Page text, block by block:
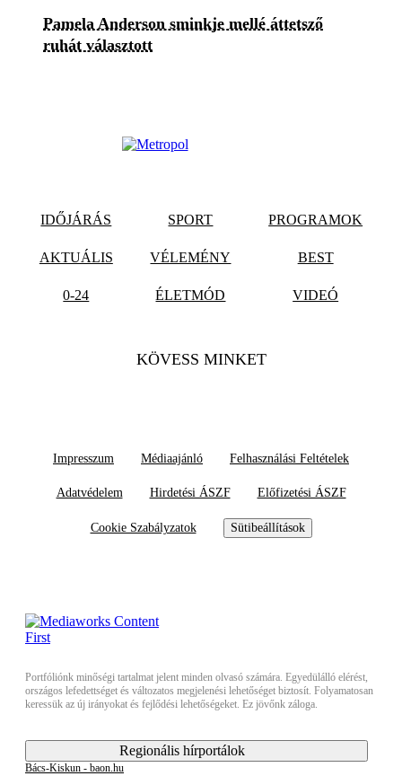
Pamela Anderson sminkje mellé áttetsző
ruhát választott
IDŐJÁRÁS SPORT PROGRAMOK
AKTUÁLIS VÉLEMÉNY BEST
0-24 ÉLETMÓD VIDEÓ
KÖVESS MINKET
Impresszum Médiaajánló Felhasználási Feltételek
Adatvédelem Hirdetési ÁSZF Előfizetési ÁSZF
Cookie Szabályzatok Sütibeállítások
Portfóliónk minőségi tartalmat jelent minden olvasó számára. Egyedülálló elérést,
országos lefedettséget és változatos megjelenési lehetőséget biztosít. Folyamatosan
keressük az új irányokat és fejlődési lehetőségeket. Ez jövőnk záloga.
Regionális hírportálok
Bács-Kiskun - baon.hu